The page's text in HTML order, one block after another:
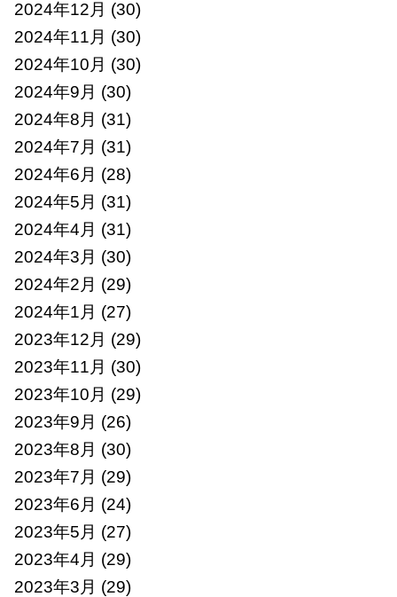
2024年12月 (30)
2024年11月 (30)
2024年10月 (30)
2024年9月 (30)
2024年8月 (31)
2024年7月 (31)
2024年6月 (28)
2024年5月 (31)
2024年4月 (31)
2024年3月 (30)
2024年2月 (29)
2024年1月 (27)
2023年12月 (29)
2023年11月 (30)
2023年10月 (29)
2023年9月 (26)
2023年8月 (30)
2023年7月 (29)
2023年6月 (24)
2023年5月 (27)
2023年4月 (29)
2023年3月 (29)